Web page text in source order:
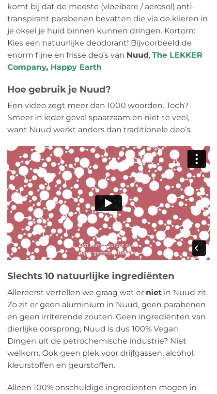
komt bij dat de meeste (vloeibare / aerosol) anti-
transpirant parabenen bevatten die via de klieren in
je oksel je huid binnen kunnen dringen. Kortom:
Kies een natuurlijke deodorant! Bijvoorbeeld de
enorm fijne en frisse deo’s van Nuud, The LEKKER
Company, Happy Earth
Hoe gebruik je Nuud?
Een video zegt meer dan 1000 woorden. Toch?
Smeer in ieder geval spaarzaam en niet te veel,
want Nuud werkt anders dan traditionele deo’s.
Slechts 10 natuurlijke ingrediënten
Allereerst vertellen we graag wat er niet in Nuud zit.
Zo zit er geen aluminium in Nuud, geen parabenen
en geen irriterende zouten. Geen ingrediënten van
dierlijke oorsprong, Nuud is dus 100% Vegan.
Dingen uit de petrochemische industrie? Niet
welkom. Ook geen plek voor drijfgassen, alcohol,
kleurstoffen en geurstoffen.
Alleen 100% onschuldige ingrediënten mogen in